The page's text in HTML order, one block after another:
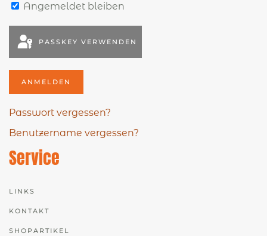
Angemeldet bleiben
PASSKEY VERWENDEN
ANMELDEN
Passwort vergessen?
Benutzername vergessen?
Service
LINKS
KONTAKT
SHOPARTIKEL